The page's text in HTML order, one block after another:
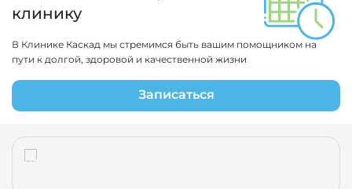
клинику
В Клинике Каскад мы стремимся быть вашим помощником на
пути к долгой, здоровой и качественной жизни
Записаться